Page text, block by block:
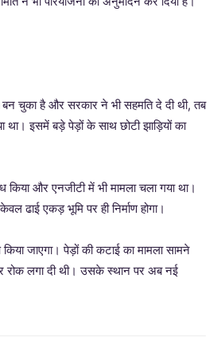
चुका है और सरकार ने भी सहमति दे दी थी, तब
था। इसमें बड़े पेड़ों के साथ छोटी झाड़ियों का
और एनजीटी में भी मामला चला गया था।
ढाई एकड़ भूमि पर ही निर्माण होगा।
जाएगा। पेड़ों की कटाई का मामला सामने
रोक लगा दी थी। उसके स्थान पर अब नई